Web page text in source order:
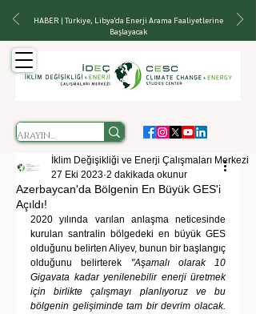
HABER | Türkiye, Libya'da Enerji Arama Faaliyetlerine
Başlayacak
Azerbaycan'da Bölgenin En Büyük GES'i
Açıldı!
İklim Değişikliği ve Enerji Çalışmaları Merkezi
27 Eki 2023 2 dakikada okunur
2020 yılında varılan anlaşma neticesinde
kurulan santralin bölgedeki en büyük GES
olduğunu belirten Aliyev, bunun bir başlangıç
olduğunu belirterek
"Aşamalı olarak 10
Gigavata kadar yenilenebilir enerji üretmek
için birlikte çalışmayı planlıyoruz ve bu
bölgenin gelişiminde tam bir devrim olacak.